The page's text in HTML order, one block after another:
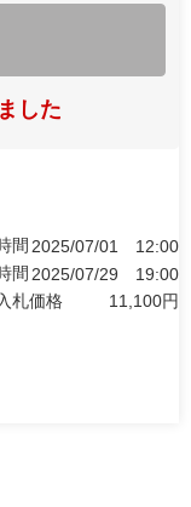
した
間 2025/07/01
12:00
間 2025/07/29
19:00
札価格
11,100円